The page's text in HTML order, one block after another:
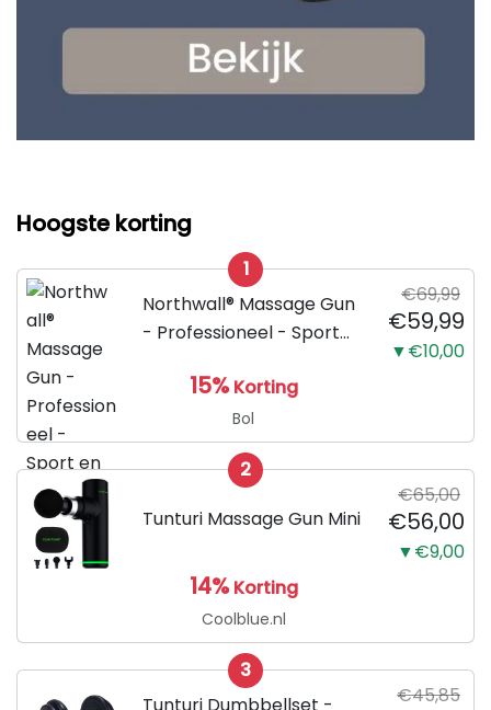
Hoogste korting
1
Northwall® Massage Gun
- Professioneel - Sport
€69,99
€59,99
▼€10,00
15% Korting
Bol
2
Tunturi Massage Gun Mini
€65,00
€56,00
▼€9,00
14% Korting
Coolblue.nl
3
Tunturi Dumbbellset -
€45,85